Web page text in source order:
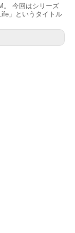
。 今回はシリーズ
」というタイトル